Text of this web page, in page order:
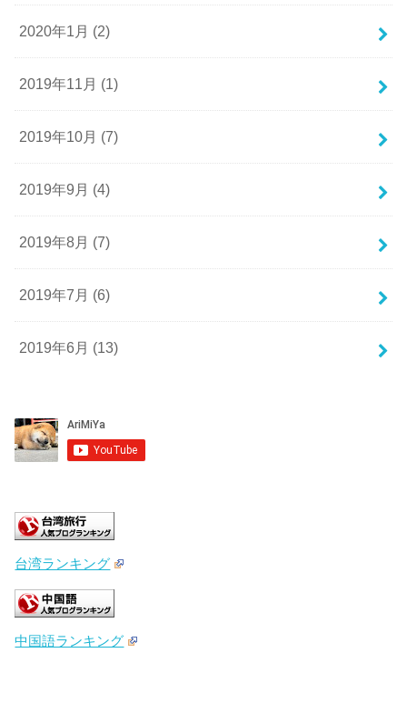
2020年1月 (2)
2019年11月 (1)
2019年10月 (7)
2019年9月 (4)
2019年8月 (7)
2019年7月 (6)
2019年6月 (13)
台湾ランキング
中国語ランキング